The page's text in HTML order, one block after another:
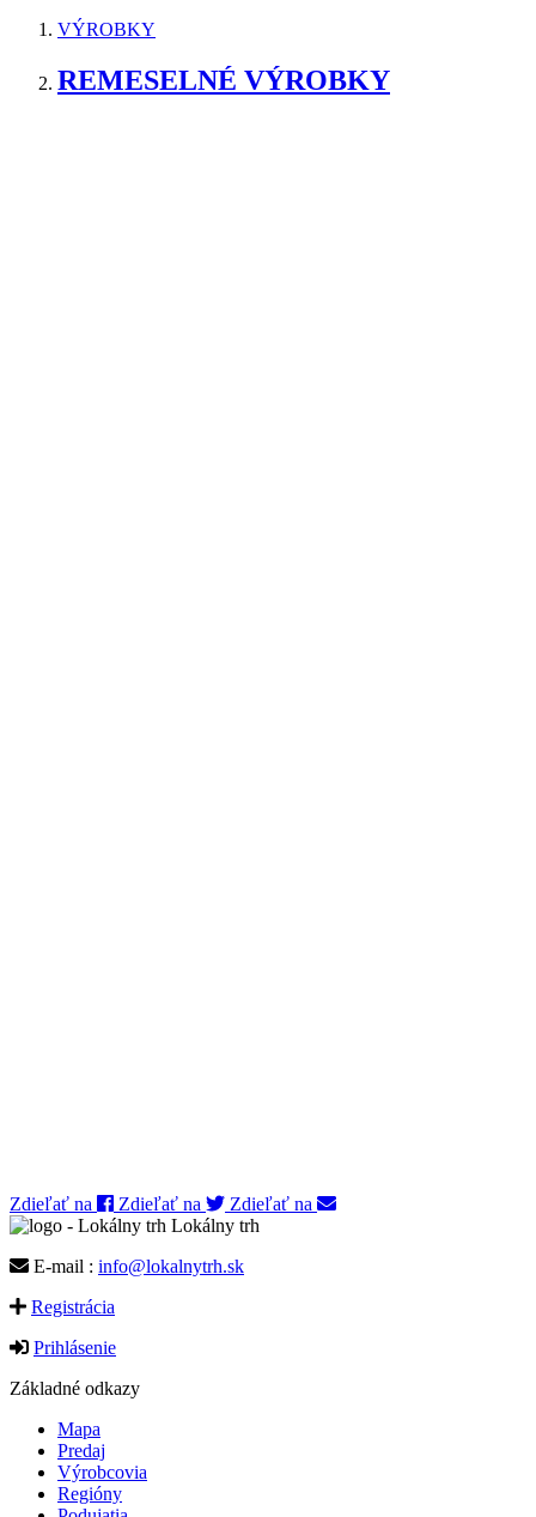
VÝROBKY
REMESELNÉ VÝROBKY
Zdieľať na Zdieľať na
Zdieľať na
Lokálny trh
E-mail : info@lokalnytrh.sk
Registrácia
Prihlásenie
Základné odkazy
Mapa
Predaj
Výrobcovia
Regióny